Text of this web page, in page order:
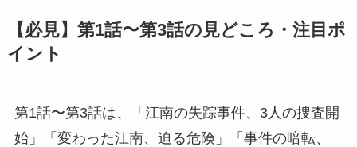
【必見】第1話〜第3話の見どころ・注目ポ
イント
第1話〜第3話は、「江南の失踪事件、3人の捜査開
始」「変わった江南、迫る危険」「事件の暗転、